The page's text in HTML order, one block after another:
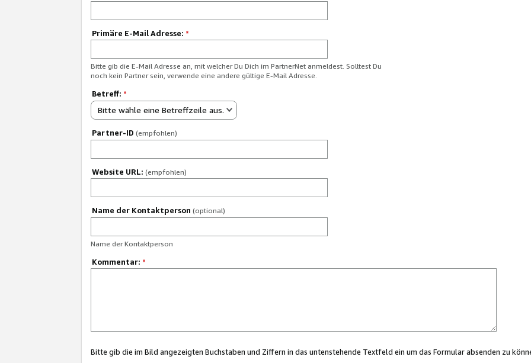
Primäre E-Mail Adresse: *
Bitte gib die E-Mail Adresse an, mit welcher Du Dich im PartnerNet anmeldest. Solltest Du
noch kein Partner sein, verwende eine andere gültige E-Mail Adresse.
Betreff: *
Bitte wähle eine Betreffzeile aus.
Partner-ID (empfohlen)
Website URL: (empfohlen)
Name der Kontaktperson (optional)
Name der Kontaktperson
Kommentar: *
Bitte gib die im Bild angezeigten Buchstaben und Ziffern in das untenstehende Textfeld ein um das Formular absenden zu